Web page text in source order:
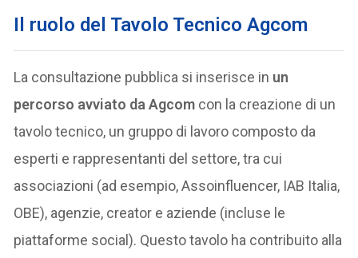
Il ruolo del Tavolo Tecnico Agcom
La consultazione pubblica si inserisce in un
percorso avviato da Agcom con la creazione di un
tavolo tecnico, un gruppo di lavoro composto da
esperti e rappresentanti del settore, tra cui
associazioni (ad esempio, Assoinfluencer, IAB Italia,
OBE), agenzie, creator e aziende (incluse le
piattaforme social). Questo tavolo ha contribuito alla